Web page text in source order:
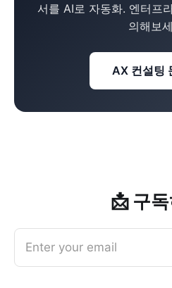
서를 AI로 자동화. 엔터프
의해보
AX 컨설팅
📩 구
Enter your email